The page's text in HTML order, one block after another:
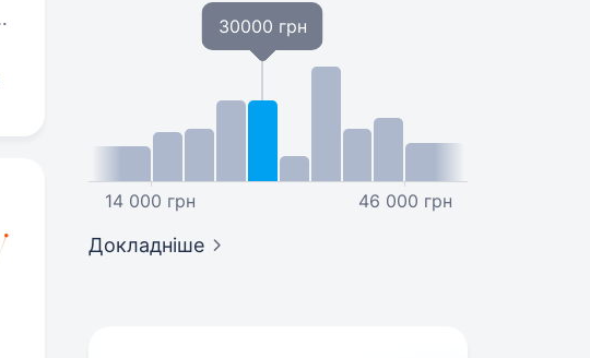
14 000 грн
30000 грн
46 000 грн
Докладніше